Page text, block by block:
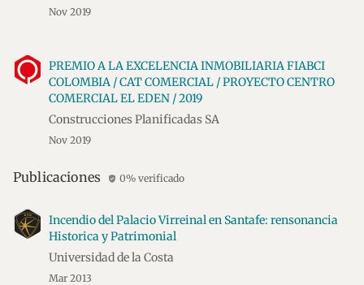
Nov 2019
PREMIO A LA EXCELENCIA INMOBILIARIA FIABCI
COLOMBIA / CAT COMERCIAL / PROYECTO CENTRO
COMERCIAL EL EDEN / 2019
Construcciones Planificadas SA
Nov 2019
Publicaciones verified_user 0% verificado
Incendio del Palacio Virreinal en Santafe: rensonancia
Historica y Patrimonial
Universidad de la Costa
Mar 2013